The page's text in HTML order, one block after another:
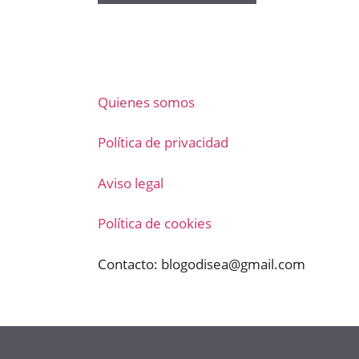
Quienes somos
Política de privacidad
Aviso legal
Política de cookies
Contacto: blogodisea@gmail.com